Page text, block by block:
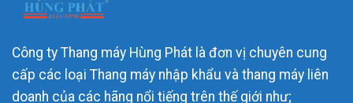
Công ty Thang máy Hùng Phát là đơn vị chuyên cung
cấp các loại Thang máy nhập khẩu và thang máy liên
doanh của các hãng nổi tiếng trên thế giới như;